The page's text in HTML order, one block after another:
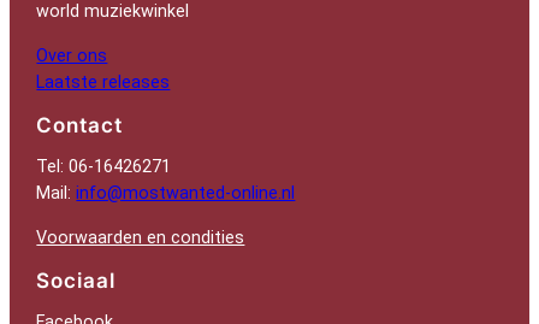
world muziekwinkel
Over ons
Laatste releases
Contact
Tel: 06-16426271
Mail:info@mostwanted-online.nl
Voorwaarden en condities
Sociaal